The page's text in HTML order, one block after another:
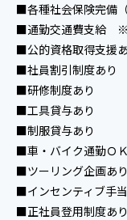
■各種社会保険完備
■通勤交通費支給 ※
■公的資格取得支援
■社員割引制度あり
■研修制度あり
■工具貸与あり
■制服貸与あり
■車・バイク通勤ＯＫ
■ツーリング企画あり
■インセンティブ手
■正社員登用制度あり